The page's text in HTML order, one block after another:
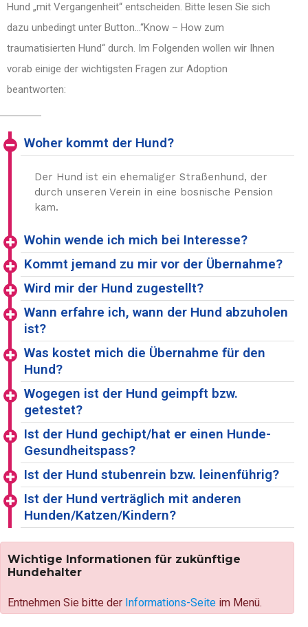
Hund „mit Vergangenheit“ entscheiden. Bitte lesen Sie sich
dazu unbedingt unter Button…“Know – How zum
traumatisierten Hund“ durch. Im Folgenden wollen wir Ihnen
vorab einige der wichtigsten Fragen zur Adoption
beantworten:
Woher kommt der Hund?
Der Hund ist ein ehemaliger Straßenhund, der
durch unseren Verein in eine bosnische Pension
kam.
Wohin wende ich mich bei Interesse?
Kommt jemand zu mir vor der Übernahme?
Wird mir der Hund zugestellt?
Wann erfahre ich, wann der Hund abzuholen
ist?
Was kostet mich die Übernahme für den
Hund?
Wogegen ist der Hund geimpft bzw.
getestet?
Ist der Hund gechipt/hat er einen Hunde-
Gesundheitspass?
Ist der Hund stubenrein bzw. leinenführig?
Ist der Hund verträglich mit anderen
Hunden/Katzen/Kindern?
Wichtige Informationen für zukünftige
Hundehalter
Entnehmen Sie bitte der Informations-Seite im Menü.